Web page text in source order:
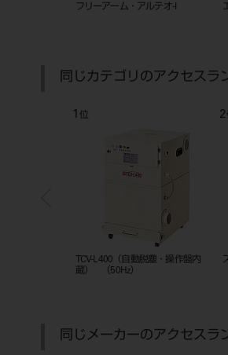
フリーアーム・アルテオ-I
同じカテゴリのアクセスラ
1 位
TCV-L400（自動脱塵・操作盤内
蔵） （50Hz）
2
同じメーカーのアクセスラ